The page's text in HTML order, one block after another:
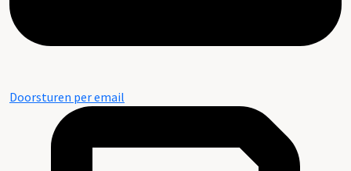
Doorsturen per email